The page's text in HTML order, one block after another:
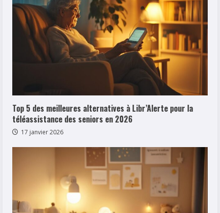
Top 5 des meilleures alternatives à Libr’Alerte pour la
téléassistance des seniors en 2026
17 janvier 2026